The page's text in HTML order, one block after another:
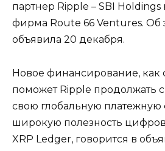
партнер Ripple – SBI Holdings
фирма Route 66 Ventures. Об
объявила 20 декабря.
Новое финансирование, как
поможет Ripple продолжать
свою глобальную платежную
широкую полезность
XRP Ledger, говорится в